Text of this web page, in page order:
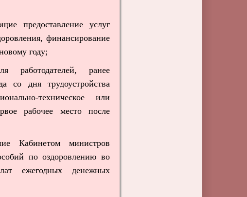
предоставление услуг
финансирование
году;
работодателей, ранее
со дня трудоустройства
техническое или
рабочее место после
Кабинетом министров
по оздоровлению во
ежегодных денежных